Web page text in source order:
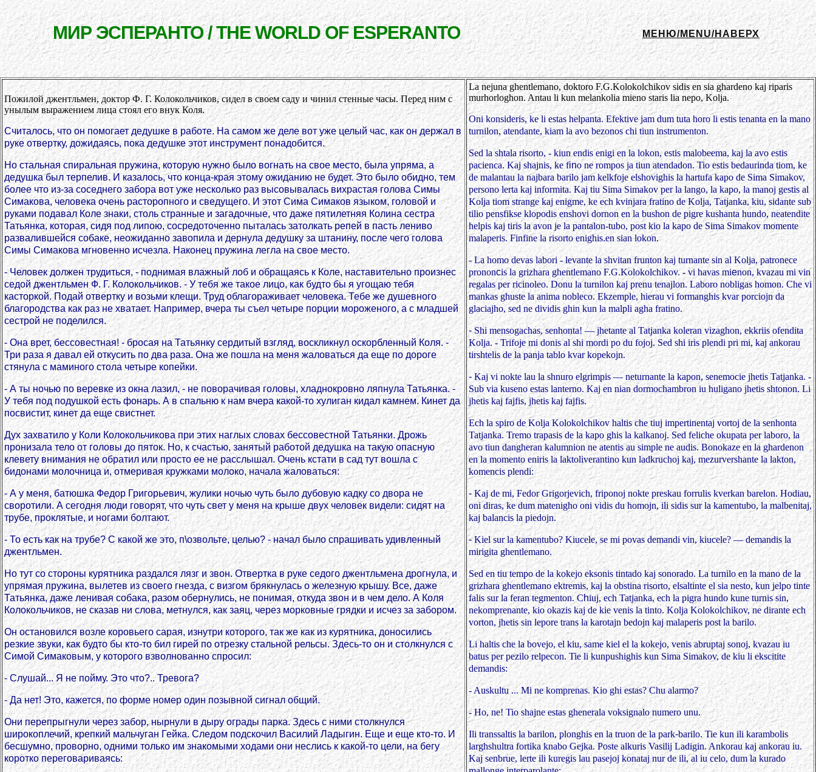
МИР ЭСПЕРАНТО / THE WORLD OF ESPERANTO МЕНЮ/MENU/НАВЕРХ
Пожилой джентльмен, доктор Ф. Г. Колокольчиков, сидел в своем саду и чинил стенные часы. Перед ним с
унылым выражением лица стоял его внук Коля.
Считалось, что он помогает дедушке в работе. На самом же деле вот уже целый час, как он держал в
руке отвертку, дожидаясь, пока дедушке этот инструмент понадобится.
Но стальная спиральная пружина, которую нужно было вогнать на свое место, была упряма, а
дедушка был терпелив. И казалось, что конца-края этому ожиданию не будет. Это было обидно, тем
более что из-за соседнего забора вот уже несколько раз высовывалась вихрастая голова Симы
Симакова, человека очень расторопного и сведущего. И этот Сима Симаков языком, головой и
руками подавал Коле знаки, столь странные и загадочные, что даже пятилетняя Колина сестра
Татьянка, которая, сидя под липою, сосредоточенно пыталась затолкать репей в пасть лениво
развалившейся собаке, неожиданно завопила и дернула дедушку за штанину, после чего голова
Симы Симакова мгновенно исчезла. Наконец пружина легла на свое место.
- Человек должен трудиться, - поднимая влажный лоб и обращаясь к Коле, наставительно произнес
седой джентльмен Ф. Г. Колокольчиков. - У тебя же такое лицо, как будто бы я угощаю тебя
касторкой. Подай отвертку и возьми клещи. Труд облагораживает человека. Тебе же душевного
благородства как раз не хватает. Например, вчера ты съел четыре порции мороженого, а с младшей
сестрой не поделился.
- Она врет, бессовестная! - бросая на Татьянку сердитый взгляд, воскликнул оскорбленный Коля. -
Три раза я давал ей откусить по два раза. Она же пошла на меня жаловаться да еще по дороге
стянула с маминого стола четыре копейки.
- А ты ночью по веревке из окна лазил, - не поворачивая головы, хладнокровно ляпнула Татьянка. -
У тебя под подушкой есть фонарь. А в спальню к нам вчера какой-то хулиган кидал камнем. Кинет да
посвистит, кинет да еще свистнет.
Дух захватило у Коли Колокольчикова при этих наглых словах бессовестной Татьянки. Дрожь
пронизала тело от головы до пяток. Но, к счастью, занятый работой дедушка на такую опасную
клевету внимания не обратил или просто ее не расслышал. Очень кстати в сад тут вошла с
бидонами молочница и, отмеривая кружками молоко, начала жаловаться:
- А у меня, батюшка Федор Григорьевич, жулики ночью чуть было дубовую кадку со двора не
своротили. А сегодня люди говорят, что чуть свет у меня на крыше двух человек видели: сидят на
трубе, проклятые, и ногами болтают.
- То есть как на трубе? С какой же это, п\озвольте, целью? - начал было спрашивать удивленный
джентльмен.
Но тут со стороны курятника раздался лязг и звон. Отвертка в руке седого джентльмена дрогнула, и
упрямая пружина, вылетев из своего гнезда, с визгом брякнулась о железную крышу. Все, даже
Татьянка, даже ленивая собака, разом обернулись, не понимая, откуда звон и в чем дело. А Коля
Колокольчиков, не сказав ни слова, метнулся, как заяц, через морковные грядки и исчез за забором.
Он остановился возле коровьего сарая, изнутри которого, так же как из курятника, доносились
резкие звуки, как будто бы кто-то бил гирей по отрезку стальной рельсы. Здесь-то он и столкнулся с
Симой Симаковым, у которого взволнованно спросил:
- Слушай... Я не пойму. Это что?.. Тревога?
- Да нет! Это, кажется, по форме номер один позывной сигнал общий.
Они перепрыгнули через забор, нырнули в дыру ограды парка. Здесь с ними столкнулся
широкоплечий, крепкий мальчуган Гейка. Следом подскочил Василий Ладыгин. Еще и еще кто-то. И
бесшумно, проворно, одними только им знакомыми ходами они неслись к какой-то цели, на бегу
коротко переговариваясь:
La nejuna ghentlemano, doktoro F.G.Kolokolchikov sidis en sia ghardeno kaj riparis
murhorloghon. Antau li kun melankolia mieno staris lia nepo, Kolja.
Oni konsideris, ke li estas helpanta. Efektive jam dum tuta horo li estis tenanta en la mano
turnilon, atendante, kiam la avo bezonos chi tiun instrumenton.
Sed la shtala risorto, - kiun endis enigi en la lokon, estis malobeema, kaj la avo estis
pacienca. Kaj shajnis, ke fino ne rompos ja tiun atendadon. Tio estis bedaurinda tiom, ke
de malantau la najbara barilo jam kelkfoje elshovighis la hartufa kapo de Sima Simakov,
persono lerta kaj informita. Kaj tiu Sima Simakov per la lango, la kapo, la manoj gestis al
Kolja tiom strange kaj enigme, ke ech kvinjara fratino de Kolja, Tatjanka, kiu, sidante sub
tilio pensfikse klopodis enshovi dornon en la bushon de pigre kushanta hundo, neatendite
helpis kaj tiris la avon je la pantalon-tubo, post kio la kapo de Sima Simakov momente
malaperis. Finfine la risorto enighis.en sian lokon.
- La homo devas labori - levante la shvitan frunton kaj turnante sin al Kolja, patronece
prononcis la grizhara ghentlemano F.G.Kolokolchikov. - vi havas mienon, kvazau mi vin
regalas per ricinoleo. Donu la turnilon kaj prenu tenajlon. Laboro nobligas homon. Che vi
mankas ghuste la anima nobleco. Ekzemple, hierau vi formanghis kvar porciojn da
glaciajho, sed ne dividis ghin kun la malpli agha fratino.
-Shi mensogachas, senhonta! — jhetante al Tatjanka koleran vizaghon, ekkriis ofendita
Kolja. - Trifoje mi donis al shi mordi po du fojoj. Sed shi iris plendi pri mi, kaj ankorau
tirshtelis de la panja tablo kvar kopekojn.
- Kaj vi nokte lau la shnuro elgrimpis — neturnante la kapon, senemocie jhetis Tatjanka. -
Sub via kuseno estas lanterno. Kaj en nian dormochambron iu huligano jhetis shtonon. Li
jhetis kaj fajfis, jhetis kaj fajfis.
Ech la spiro de Kolja Kolokolchikov haltis che tiuj impertinentaj vortoj de la senhonta
Tatjanka. Tremo trapasis de la kapo ghis la kalkanoj. Sed feliche okupata per laboro, la
avo tiun dangheran kalumnion ne atentis au simple ne audis. Bonokaze en la ghardenon
en la momento eniris la laktoliverantino kun ladkruchoj kaj, mezurvershante la lakton,
komencis plendi:
- Kaj de mi, Fedor Grigorjevich, friponoj nokte preskau forrulis kverkan barelon. Hodiau,
oni diras, ke dum matenigho oni vidis du homojn, ili sidis sur la kamentubo, la malbenitaj,
kaj balancis la piedojn.
-Kiel sur la kamentubo? Kiucele, se mi povas demandi vin, kiucele? — demandis la
mirigita ghentlemano.
Sed en tiu tempo de la kokejo eksonis tintado kaj sonorado. La turnilo en la mano de la
grizhara ghentlemano ektremis, kaj la obstina risorto, elsaltinte el sia nesto, kun jelpo tinte
falis sur la feran tegmenton. Chiuj, ech Tatjanka, ech la pigra hundo kune turnis sin,
nekomprenante, kio okazis kaj de kie venis la tinto. Kolja Kolokolchikov, ne dirante ech
vorton, jhetis sin lepore trans la karotajn bedojn kaj malaperis post la barilo.
Li haltis che la bovejo, el kiu, same kiel el la kokejo, venis abruptaj sonoj, kvazau iu
batus per pezilo relpecon. Tie li kunpushighis kun Sima Simakov, de kiu li ekscitite
demandis:
- Auskultu ... Mi ne komprenas. Kio ghi estas? Chu alarmo?
- Ho, ne! Tio shajne estas ghenerala voksignalo numero unu.
Ili transsaltis la barilon, plonghis en la truon de la park-barilo. Tie kun ili karambolis
larghshultra fortika knabo Gejka. Poste alkuris Vasilij Ladigin. Ankorau kaj ankorau iu.
Kaj senbrue, lerte ili kuregis lau pasejoj konataj nur de ili, al iu celo, dum la kurado